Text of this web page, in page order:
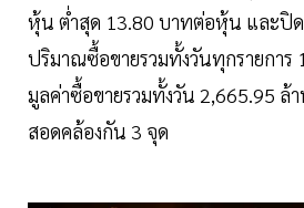
หุ้น ต่ำสุด 13.80 บาทต่อหุ้น และปิ
ปริมาณซื้อขายรวมทั้งวันทุกรายการ
มูลค่าซื้อขายรวมทั้งวัน 2,665.95
สอดคล้องกัน 3 จุด